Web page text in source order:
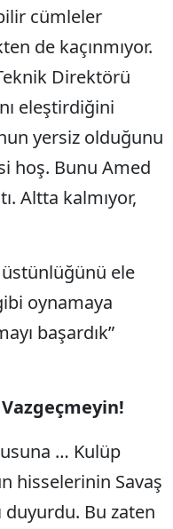
Iğdır
Yalova
Karabük
Kilis
Osmaniye
Düzce
cümleler
de kaçınmıyor.
Direktörü
eleştirdiğini
yersiz olduğunu
hoş. Bunu Amed
Altta kalmıyor,
üstünlüğünü ele
oynamaya
başardık”
… Kulüp
hisselerinin Savaş
duyurdu. Bu zaten